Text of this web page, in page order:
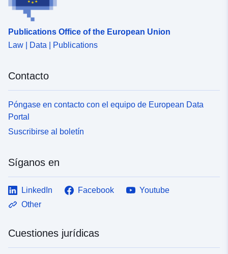
uriRef:
6ead-4591-abd4-2bc02132d3f2
Publications Office of the European Union
Law | Data | Publications
Contacto
Póngase en contacto con el equipo de European Data
Portal
Suscribirse al boletín
Síganos en
LinkedIn Facebook
Youtube
Other
Cuestiones jurídicas